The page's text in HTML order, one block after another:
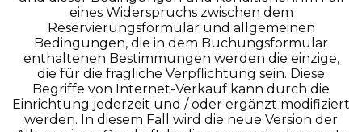
eines Widerspruchs zwischen dem
Reservierungsformular und allgemeinen
Bedingungen, die in dem Buchungsformular
enthaltenen Bestimmungen werden die einzige,
die für die fragliche Verpflichtung sein. Diese
Begriffe von Internet-Verkauf kann durch die
Einrichtung jederzeit und / oder ergänzt modifiziert
werden. In diesem Fall wird die neue Version der